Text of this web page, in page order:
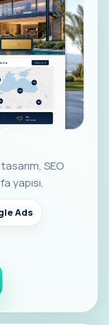
SEO
yapısı.
Ads